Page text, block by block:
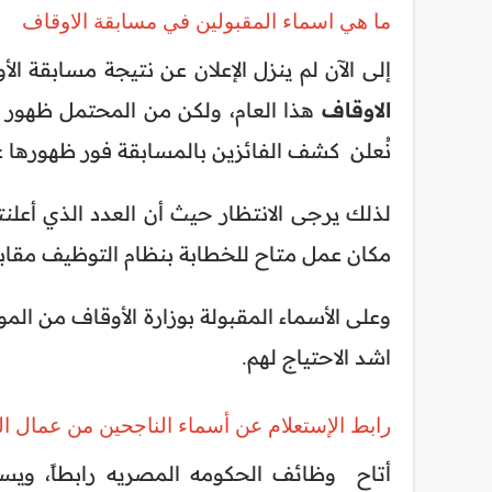
ما هي اسماء المقبولين في مسابقة الاوقاف
إلى الآن لم ينزل الإعلان عن نتيجة مسابقة
الاوقاف هذا العام، ولكن من المحتمل ظهور
نُعلن كشف الفائزين بالمسابقة فور ظهورها
مكان عمل متاح للخطابة بنظام التوظيف
وعلى الأسماء المقبولة بوزارة الأوقاف من
اشد الاحتياج لهم.
رابط الإستعلام عن أسماء الناجحين من عمال
أتاح وظائف الحكومه المصريه رابطاً،